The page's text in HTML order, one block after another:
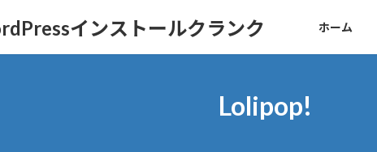
インストールクランク ホーム
Lolipop!